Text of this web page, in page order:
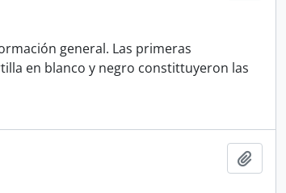
general. Las primeras
en blanco y negro constittuyeron las